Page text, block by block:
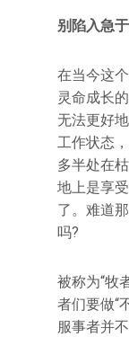
别陷入急
在当今这
灵命成长
无法更好
工作状态
多半处在
地上是享
了。难道
吗?
被称为“牧
者们要做“
服事者并